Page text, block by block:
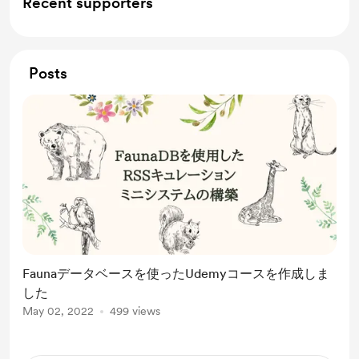
Posts
Faunaデータベースを使ったUdemyコースを作成しま
した
May 02, 2022 499 views